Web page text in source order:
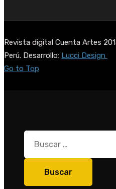
Revista digital Cuenta Artes
Perú. Desarrollo: Lucci Design
Go to Top
Buscar: